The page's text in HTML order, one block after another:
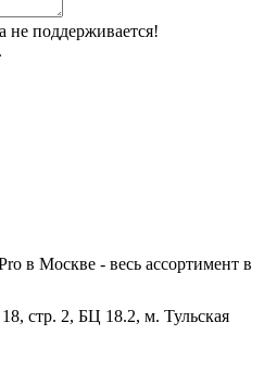
не поддерживается!
в Москве - весь ассортимент в
стр. 2, БЦ 18.2, м. Тульская